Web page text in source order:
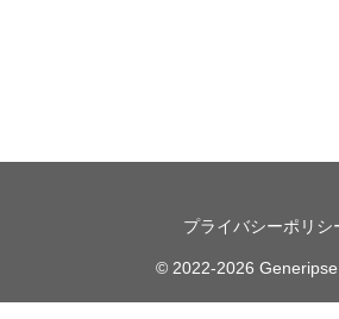
プライバシーポリシ
© 2022-2026 Generipse